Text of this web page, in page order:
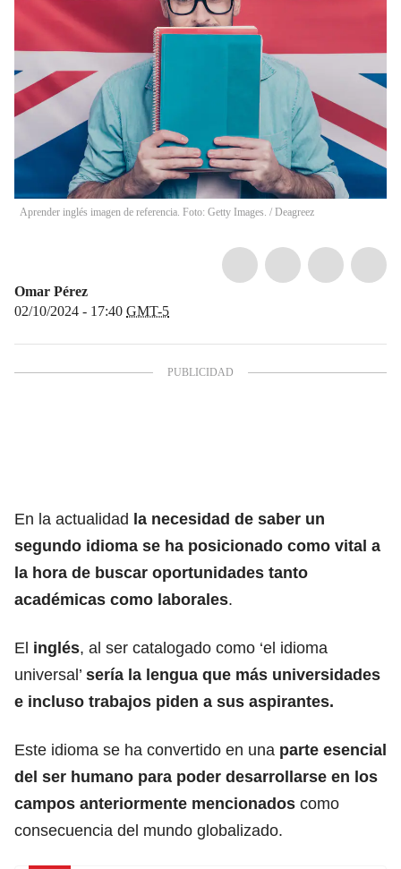
Aprender inglés imagen de referencia. Foto: Getty Images. / Deagreez
Omar Pérez
02/10/2024 - 17:40 GMT-5
En la actualidad la necesidad de saber un
segundo idioma se ha posicionado como vital a
la hora de buscar oportunidades tanto
académicas como laborales.
El inglés, al ser catalogado como ‘el idioma
universal’ sería la lengua que más universidades
e incluso trabajos piden a sus aspirantes.
Este idioma se ha convertido en una parte esencial
del ser humano para poder desarrollarse en los
campos anteriormente mencionados como
consecuencia del mundo globalizado.